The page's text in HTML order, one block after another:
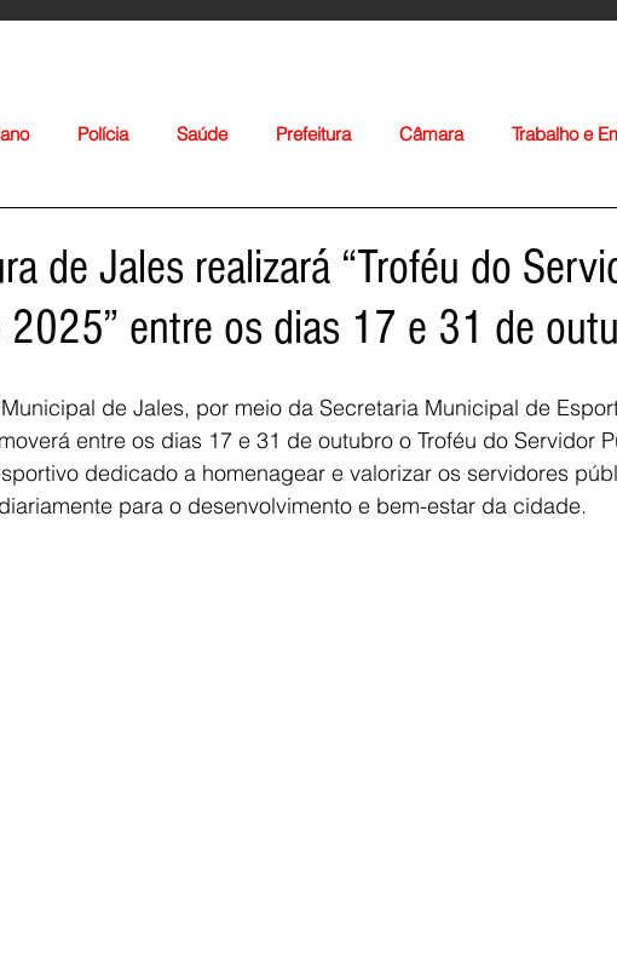
Voltar
Polícia Saúde Prefeitura Câmara Trabalho e
de Jales realizará “Troféu do
2025” entre os dias 17 e 31 de
de Jales, por meio da Secretaria Municipal de
entre os dias 17 e 31 de outubro o Troféu do Servidor
dedicado a homenagear e valorizar os servidores
para o desenvolvimento e bem-estar da cidade.